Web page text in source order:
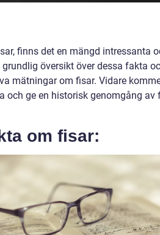
finns det en mängd intressanta
översikt över dessa fakta
mätningar om fisar. Vidare
och ge en historisk genomgång av
om fisar: